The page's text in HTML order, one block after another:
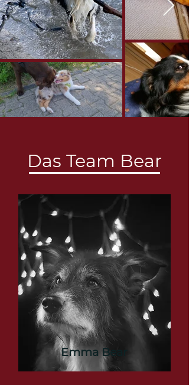
Das Team Bear
Emma Bear